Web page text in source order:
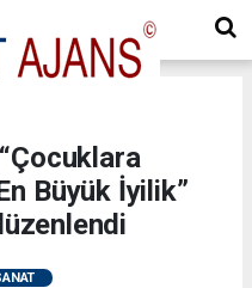
Büyük İyilik”